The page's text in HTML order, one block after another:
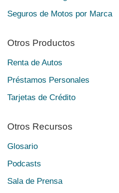
Seguros de Motos por Marca
Otros Productos
Renta de Autos
Préstamos Personales
Tarjetas de Crédito
Otros Recursos
Glosario
Podcasts
Sala de Prensa